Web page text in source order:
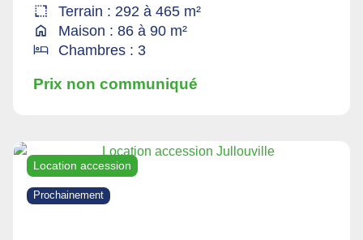
Terrain : 292 à 465 m²
Maison : 86 à 90 m²
Chambres : 3
Prix non communiqué
Location accession
Prochainement